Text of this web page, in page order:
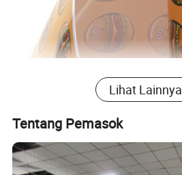
Lihat Lainnya
Tentang Pemasok